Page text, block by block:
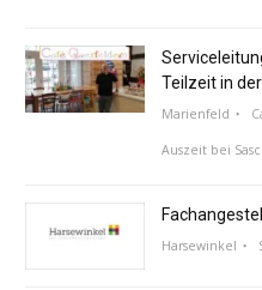
Teilzeit in
Marienfeld
Auszeit bei
Harsewinkel